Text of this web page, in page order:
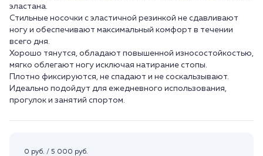
эластана.
Стильные носочки с эластичной резинкой не сдавливают
ногу и обеспечивают максимальный комфорт в течении
всего дня.
Хорошо тянутся, обладают повышенной износостойкостью,
мягко облегают ногу исключая натирание стопы.
Плотно фиксируются, не спадают и не соскальзывают.
Идеально подойдут для ежедневного использования,
прогулок и занятий спортом.
0 руб. / 5 000 руб.